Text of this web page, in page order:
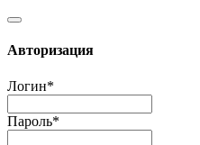
Авторизация
Логин*
Пароль*